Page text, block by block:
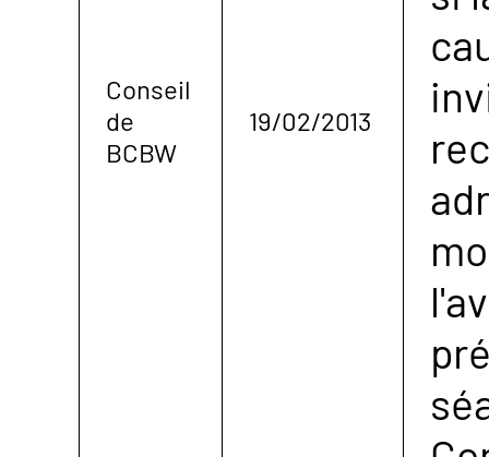
Conseil
de
BCBW
19/02/2013